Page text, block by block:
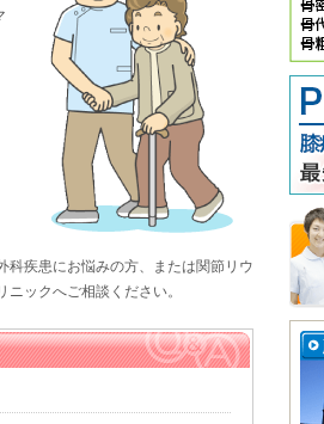
科疾患にお悩みの方、または関節リウ
ックへご相談ください。